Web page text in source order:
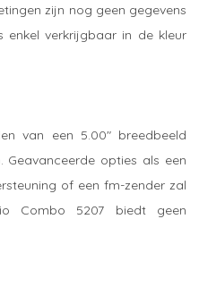
zijn nog geen gegevens
enkel verkrijgbaar in de kleur
van een 5.00" breedbeeld
opties als een
of een fm-zender zal
Combo 5207 biedt geen